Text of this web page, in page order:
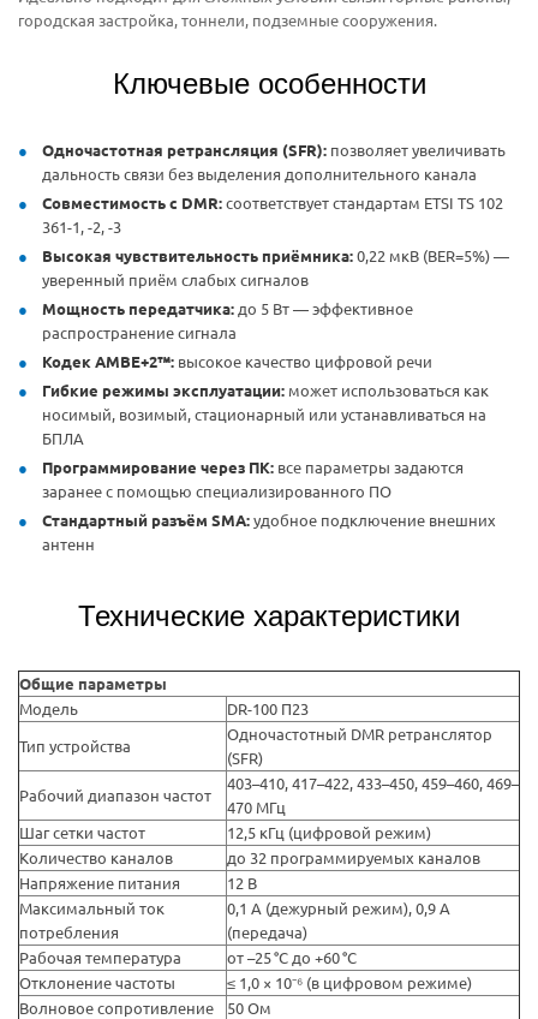
городская застройка, тоннели, подземные сооружения.
Ключевые особенности
Одночастотная ретрансляция (SFR): позволяет увеличивать
дальность связи без выделения дополнительного канала
Совместимость с DMR:соответствует стандартам ETSI TS 102
361-1, -2, -3
Высокая чувствительность приёмника:0,22 мкВ (BER=5%) —
уверенный приём слабых сигналов
Мощность передатчика: до 5 Вт — эффективное
распространение сигнала
Кодек AMBE+2™: высокое качество цифровой речи
Гибкие режимы эксплуатации: может использоваться как
носимый, возимый, стационарный или устанавливаться на
БПЛА
Программирование через ПК: все параметры задаются
заранее с помощью специализированного ПО
Стандартный разъём SMA:удобное подключение внешних
антенн
Технические характеристики
Общие параметры
Модель
DR-100 П23
Тип устройства
Одночастотный DMR ретранслятор
(SFR)
Рабочий диапазон частот
403–410, 417–422, 433–450, 459–460, 469–
470 МГц
Шаг сетки частот
12,5 кГц (цифровой режим)
Количество каналов
до 32 программируемых каналов
Напряжение питания
12 В
Максимальный ток
потребления
0,1 А (дежурный режим), 0,9 А
(передача)
Рабочая температура
от –25 °C до +60 °C
Отклонение частоты
≤ 1,0 × 10⁻⁶ (в цифровом режиме)
Волновое сопротивление
50 Ом